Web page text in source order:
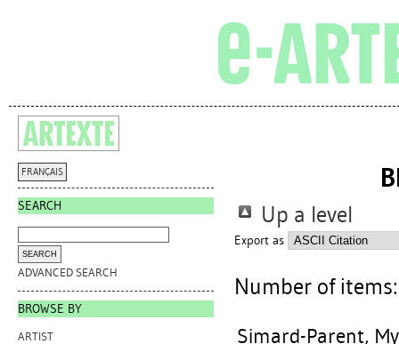
FRANÇAIS
SEARCH
ADVANCED SEARCH
BROWSE BY
ARTIST
Up a level
Export as
Number of
Simard-Parent,